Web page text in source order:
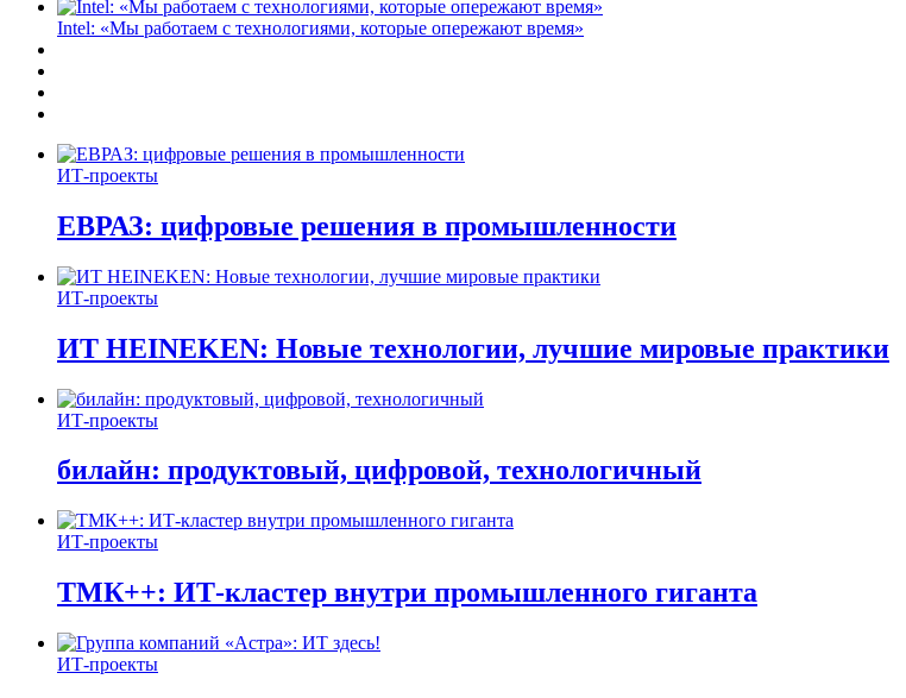
Intel: «Мы работаем с технологиями, которые опережают время»
ИТ-проекты
ЕВРАЗ: цифровые решения в промышленности
ИТ-проекты
ИТ HEINEKEN: Новые технологии, лучшие мировые практики
ИТ-проекты
билайн: продуктовый, цифровой, технологичный
ИТ-проекты
ТМК++: ИТ-кластер внутри промышленного гиганта
ИТ-проекты